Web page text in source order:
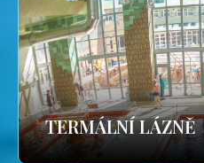
TERMÁLNÍ LÁZNĚ